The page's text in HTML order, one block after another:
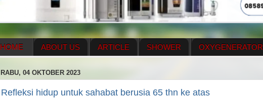
HOME ABOUT US ARTICLE SHOWER OXYGENERATOR
ENAGIC COMPENSATION PLAN MENUS
RABU, 04 OKTOBER 2023
Refleksi hidup untuk sahabat berusia 65 thn ke atas